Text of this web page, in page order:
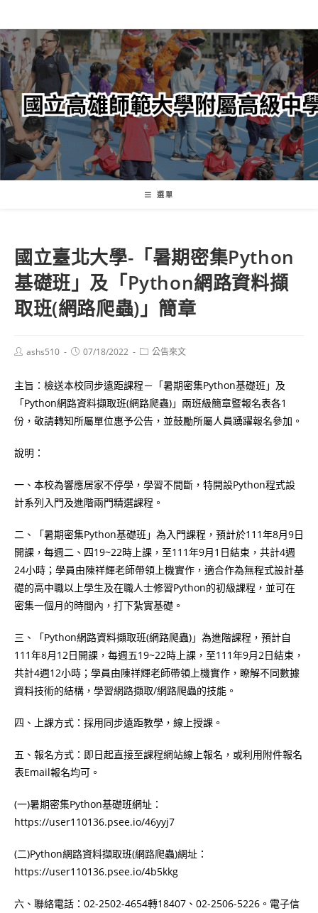
轉
至
主
內
容
選單
國立臺北大學-「暑期密集Python
基礎班」及「Python網路資料擷
取班(網路爬蟲)」簡章
Postashs510
Post07/18/2022
Post公告來文
主旨：檢送本校同步遠距課程－「暑期密集Python基礎班」及
「Python網路資料擷取班(網路爬蟲)」兩班級簡章暨報名表各1
份，敬請轉知所屬單位惠予公告，並鼓勵所屬人員踴躍報名參加。
說明：
一、本校為響應居家不停學，學習不間斷，特開設Python程式設
計系列入門及進階兩門精選課程。
二、「暑期密集Python基礎班」為入門課程，預計於111年8月9日
開課，每週二、四19~22時上課，至111年9月1日結束，共計4週
24小時；學員由陳祥輝老師帶領上機實作，適合作為無程式設計基
礎的高中職以上學生及在職人士修習Python的初級課程，並可在
密集一個月的時間內，打下紮實基礎。
三、「Python網路資料擷取班(網路爬蟲)」為進階課程，預計自
111年8月12日開課，每週五19~22時上課，至111年9月2日結束，
共計4週12小時；學員由陳祥輝老師帶領上機實作，瞭解不同數據
資料技術的結構，學習網路擷取/網路爬蟲的技能。
四、上課方式：採用同步遠距教學，線上授課。
五、報名方式：即日起直接至課程網站線上報名，或利用附件報名
表Email報名均可。
(一)暑期密集Python基礎班網址：
https://user110136.psee.io/46yyj7
(二)Python網路資料擷取班(網路爬蟲)網址：
https://user110136.psee.io/4b5kkg
六、聯絡電話：02-2502-4654轉18407、02-2506-5226。電子信